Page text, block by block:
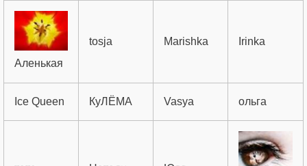
Аленькая
tosja Marishka Irinka
Ice Queen КуЛЁМА Vasya ольга